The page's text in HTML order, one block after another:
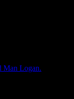
Man Logan.